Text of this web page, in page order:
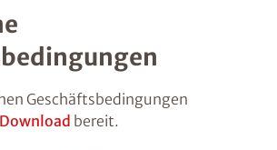
Geschäftsbedingungen
bereit.